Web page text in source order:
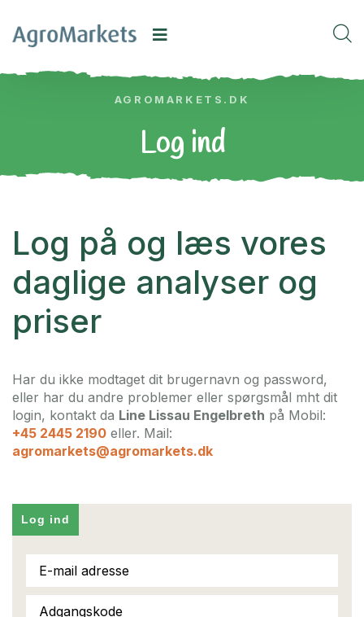
AGROMARKETS.DK
Log ind
Log på og læs vores
daglige analyser og
priser
Har du ikke modtaget dit brugernavn og password,
eller har du andre problemer eller spørgsmål mht dit
login, kontakt da Line Lissau Engelbreth på Mobil:
+45 2445 2190 eller. Mail:
agromarkets@agromarkets.dk
Log ind